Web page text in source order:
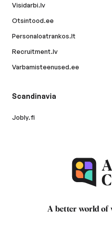
Visidarbi.lv
Otsintood.ee
Personaloatrankos.lt
Recruitment.lv
Varbamisteenused.ee
Scandinavia
Jobly.fi
A better world of